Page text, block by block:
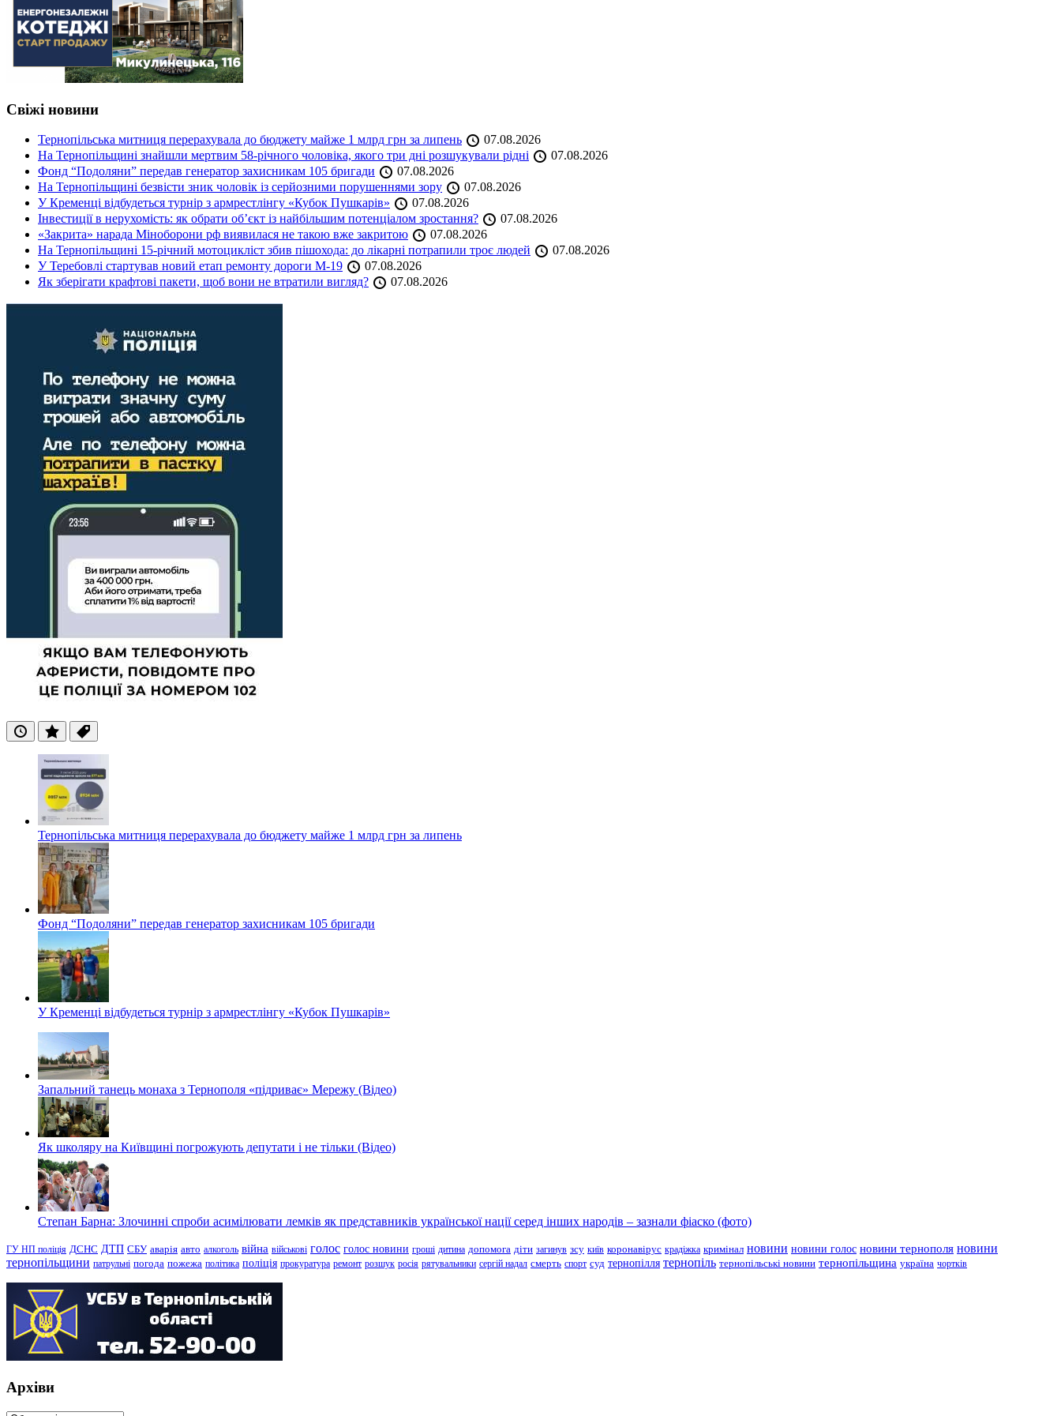
Свіжі новини
Тернопільська митниця перерахувала до бюджету майже 1 млрд грн за липень
07.08.2026
На Тернопільщині знайшли мертвим 58-річного чоловіка, якого три дні розшукували рідні
07.08.2026
Фонд “Подоляни” передав генератор захисникам 105 бригади
07.08.2026
На Тернопільщині безвісти зник чоловік із серйозними порушеннями зору
07.08.2026
У Кременці відбудеться турнір з армрестлінгу «Кубок Пушкарів»
07.08.2026
Інвестиції в нерухомість: як обрати об’єкт із найбільшим потенціалом зростання?
07.08.2026
«Закрита» нарада Міноборони рф виявилася не такою вже закритою
07.08.2026
На Тернопільщині 15-річний мотоцикліст збив пішохода: до лікарні потрапили троє людей
07.08.2026
У Теребовлі стартував новий етап ремонту дороги М-19
07.08.2026
Як зберігати крафтові пакети, щоб вони не втратили вигляд?
07.08.2026
ОстанніПопулярні
Теги
Тернопільська митниця перерахувала до бюджету майже 1 млрд грн за липень
Фонд “Подоляни” передав генератор захисникам 105 бригади
У Кременці відбудеться турнір з армрестлінгу «Кубок Пушкарів»
Запальний танець монаха з Тернополя «підриває» Мережу (Відео)
Як школяру на Київщині погрожують депутати і не тільки (Відео)
Степан Барна: Злочинні спроби асимілювати лемків як представників української нації серед інших народів – зазнали фіаско (фото)
ГУ НП поліція ДСНС ДТП СБУ аварія авто алкоголь війна військові голос голос новини гроші дитина допомога діти загинув зсу київ коронавірус крадіжка кримінал новини новини голос новини тернополя новини
тернопільщини патрульні погода пожежа політика поліція прокуратура ремонт розшук росія рятувальники сергій надал смерть спорт суд тернопілля тернопіль тернопільські новини тернопільщина україна чортків
Архіви